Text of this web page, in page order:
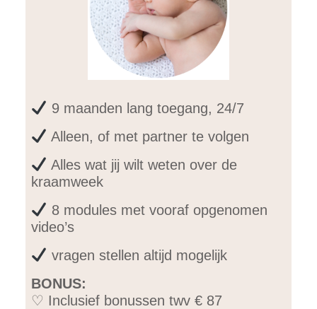
9 maanden lang toegang, 24/7
Alleen, of met partner te volgen
Alles wat jij wilt weten over de
kraamweek
8 modules met vooraf opgenomen
video’s
vragen stellen altijd mogelijk
BONUS:
♡ Inclusief bonussen twv € 87